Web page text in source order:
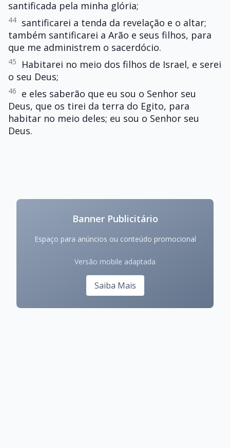
santificada pela minha glória;
44 santificarei a tenda da revelação e o altar;
também santificarei a Arão e seus filhos, para
que me administrem o sacerdócio.
45
Habitarei no meio dos filhos de Israel, e serei
o seu Deus;
46
e eles saberão que eu sou o Senhor seu
Deus, que os tirei da terra do Egito, para
habitar no meio deles; eu sou o Senhor seu
Deus.
Banner Publicitário
Espaço para anúncios ou conteúdo promocional
Versão mobile adaptada
Saiba Mais